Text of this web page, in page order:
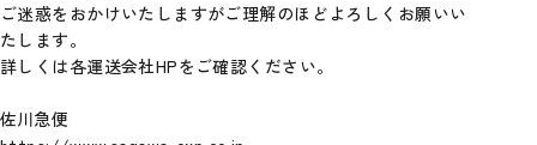
ご迷惑をおかけいたしますがご理解のほどよろしくお願いい
たします。
詳しくは各運送会社HPをご確認ください。
佐川急便